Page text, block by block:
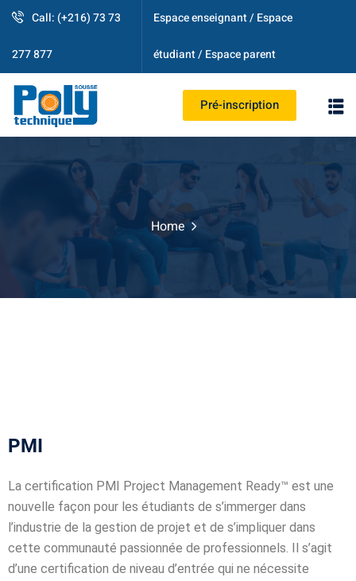
Call: (+216) 73 73
277 877
Espace enseignant / Espace
étudiant / Espace parent
Pré-inscription
Home
PMI
La certification PMI Project Management Ready™ est une
nouvelle façon pour les étudiants de s’immerger dans
l’industrie de la gestion de projet et de s’impliquer dans
cette communauté passionnée de professionnels. Il s’agit
d’une certification de niveau d’entrée qui ne nécessite